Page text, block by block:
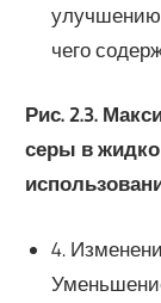
улучшению
чего
Рис. 2.3.
серы в
4.